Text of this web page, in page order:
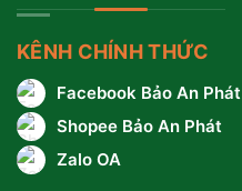
KÊNH CHÍNH THỨC
Facebook Bảo An Phát
Shopee Bảo An Phát
Zalo OA